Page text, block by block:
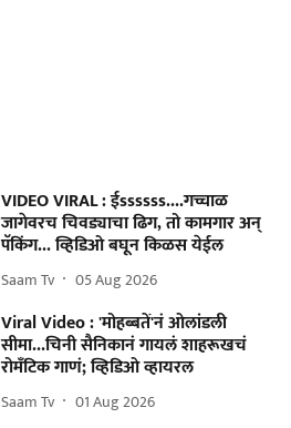
VIDEO VIRAL : ईssssss....गच्चाळ
जागेवरच चिवड्याचा ढिग, तो कामगार अन्
पॅकिंग... व्हिडिओ बघून किळस येईल
Saam Tv 05 Aug 2026
Viral Video : 'मोहब्बतें'नं ओलांडली
सीमा...चिनी सैनिकानं गायलं शाहरूखचं
रोमँटिक गाणं; व्हिडिओ व्हायरल
Saam Tv 01 Aug 2026